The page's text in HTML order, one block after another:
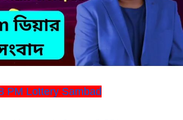
PM Lottery Sambad